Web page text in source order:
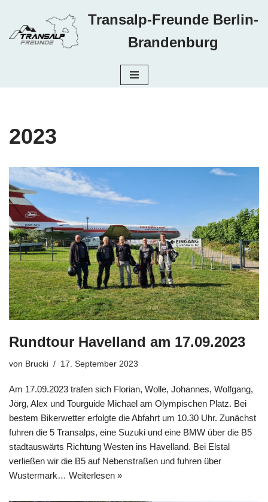
Zum
Inhalt
Transalp-Freunde Berlin-
Brandenburg
2023
Rundtour Havelland am 17.09.2023
von Brucki 17. September 2023
Am 17.09.2023 trafen sich Florian, Wolle, Johannes, Wolfgang,
Jörg, Alex und Tourguide Michael am Olympischen Platz. Bei
bestem Bikerwetter erfolgte die Abfahrt um 10.30 Uhr. Zunächst
fuhren die 5 Transalps, eine Suzuki und eine BMW über die B5
stadtauswärts Richtung Westen ins Havelland. Bei Elstal
verließen wir die B5 auf Nebenstraßen und fuhren über
Wustermark… Weiterlesen »